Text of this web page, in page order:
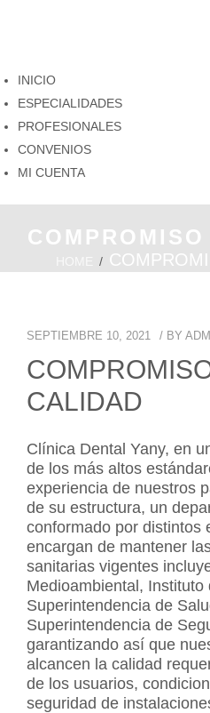
INICIO
ESPECIALIDADES
PROFESIONALES
CONVENIOS
MI CUENTA
SEPTIEMBRE 10, 2021 BY
CALIDAD
Clínica Dental Yany, en
de los más altos
experiencia de nuestros
de su estructura, un
conformado por distintos
encargan de mantener
sanitarias vigentes
Medioambiental, Instituto
Superintendencia de
Superintendencia de
garantizando así que
alcancen la calidad
de los usuarios,
seguridad de